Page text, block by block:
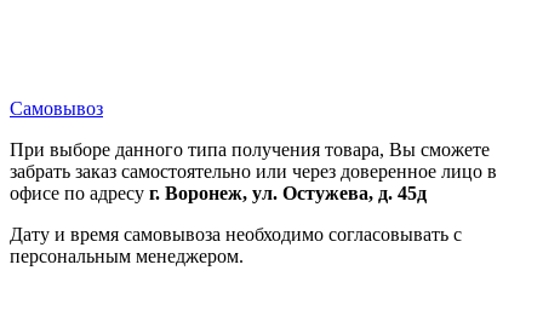
Самовывоз
При выборе данного типа получения товара, Вы сможете
забрать заказ самостоятельно или через доверенное лицо в
офисе по адресу г. Воронеж, ул. Остужева, д. 45д
Дату и время самовывоза необходимо согласовывать с
персональным менеджером.